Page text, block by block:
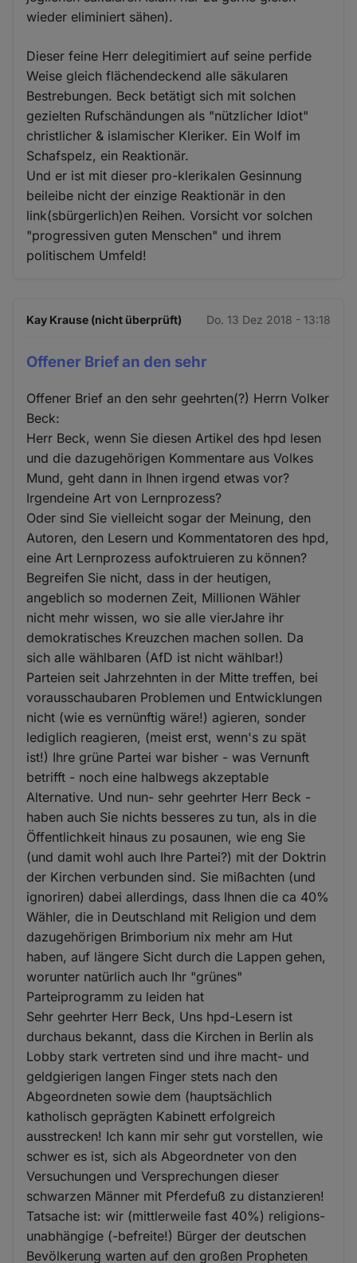
wieder eliminiert sähen).
Dieser feine Herr delegitimiert auf seine perfide
Weise gleich flächendeckend alle säkularen
Bestrebungen. Beck betätigt sich mit solchen
gezielten Rufschändungen als "nützlicher Idiot"
christlicher & islamischer Kleriker. Ein Wolf im
Schafspelz, ein Reaktionär.
Und er ist mit dieser pro-klerikalen Gesinnung
beileibe nicht der einzige Reaktionär in den
link(sbürgerlich)en Reihen. Vorsicht vor solchen
"progressiven guten Menschen" und ihrem
politischem Umfeld!
Kay Krause (nicht überprüft) Do. 13 Dez 2018 - 13:18
Offener Brief an den sehr
Offener Brief an den sehr geehrten(?) Herrn Volker
Beck:
Herr Beck, wenn Sie diesen Artikel des hpd lesen
und die dazugehörigen Kommentare aus Volkes
Mund, geht dann in Ihnen irgend etwas vor?
Irgendeine Art von Lernprozess?
Oder sind Sie vielleicht sogar der Meinung, den
Autoren, den Lesern und Kommentatoren des hpd,
eine Art Lernprozess aufoktruieren zu können?
Begreifen Sie nicht, dass in der heutigen,
angeblich so modernen Zeit, Millionen Wähler
nicht mehr wissen, wo sie alle vierJahre ihr
demokratisches Kreuzchen machen sollen. Da
sich alle wählbaren (AfD ist nicht wählbar!)
Parteien seit Jahrzehnten in der Mitte treffen, bei
vorausschaubaren Problemen und Entwicklungen
nicht (wie es vernünftig wäre!) agieren, sonder
lediglich reagieren, (meist erst, wenn's zu spät
ist!) Ihre grüne Partei war bisher - was Vernunft
betrifft - noch eine halbwegs akzeptable
Alternative. Und nun- sehr geehrter Herr Beck -
haben auch Sie nichts besseres zu tun, als in die
Öffentlichkeit hinaus zu posaunen, wie eng Sie
(und damit wohl auch Ihre Partei?) mit der Doktrin
der Kirchen verbunden sind. Sie mißachten (und
ignoriren) dabei allerdings, dass Ihnen die ca 40%
Wähler, die in Deutschland mit Religion und dem
dazugehörigen Brimborium nix mehr am Hut
haben, auf längere Sicht durch die Lappen gehen,
worunter natürlich auch Ihr "grünes"
Parteiprogramm zu leiden hat
Sehr geehrter Herr Beck, Uns hpd-Lesern ist
durchaus bekannt, dass die Kirchen in Berlin als
Lobby stark vertreten sind und ihre macht- und
geldgierigen langen Finger stets nach den
Abgeordneten sowie dem (hauptsächlich
katholisch geprägten Kabinett erfolgreich
ausstrecken! Ich kann mir sehr gut vorstellen, wie
schwer es ist, sich als Abgeordneter von den
Versuchungen und Versprechungen dieser
schwarzen Männer mit Pferdefuß zu distanzieren!
Tatsache ist: wir (mittlerweile fast 40%) religions-
unabhängige (-befreite!) Bürger der deutschen
Bevölkerung warten auf den großen Propheten